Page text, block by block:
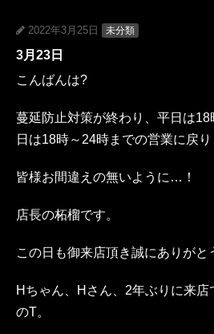
2022年3月25日 未分類
3月23日
こんばんは?
蔓延防止対策が終わり、平日は
日は18時～24時までの営業に戻り
皆様お間違えの無いように…！
店長の柘榴です。
この日も御来店頂き誠にありがと
Hちゃん、Hさん、2年ぶりに来店
のT。